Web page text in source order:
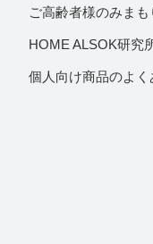
ご高齢者様のみまも
HOME ALSOK研究
個人向け商品のよく